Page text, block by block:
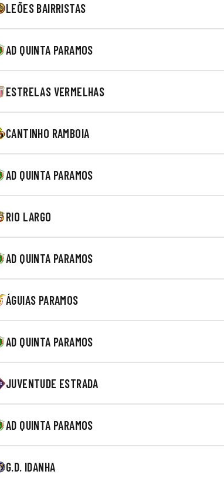
LEÕES BAIRRISTAS
AD QUINTA PARAMOS
ESTRELAS VERMELHAS
CANTINHO RAMBOIA
AD QUINTA PARAMOS
RIO LARGO
AD QUINTA PARAMOS
ÁGUIAS PARAMOS
AD QUINTA PARAMOS
JUVENTUDE ESTRADA
AD QUINTA PARAMOS
G.D. IDANHA